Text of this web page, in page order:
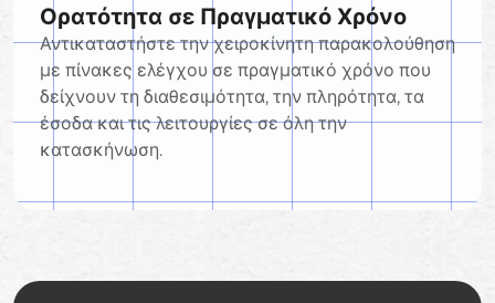
Ορατότητα σε Πραγματικό Χρόνο
Αντικαταστήστε την χειροκίνητη παρακολούθηση
με πίνακες ελέγχου σε πραγματικό χρόνο που
δείχνουν τη διαθεσιμότητα, την πληρότητα, τα
έσοδα και τις λειτουργίες σε όλη την
κατασκήνωση.